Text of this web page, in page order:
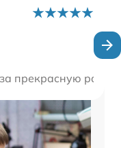
прекрасную